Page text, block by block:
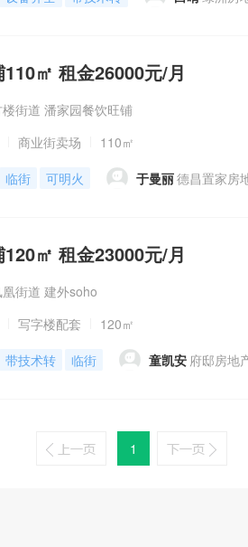
㎡ 租金26000元/月
街道 潘家园餐饮旺铺
商业街卖场
110㎡
临街 可明火 于曼丽德昌置家房
㎡ 租金23000元/月
街道 建外soho
写字楼配套
120㎡
带技术转 临街 童凯安 府邸房地
1